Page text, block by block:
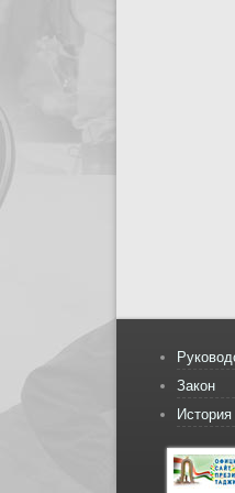
Закон
История